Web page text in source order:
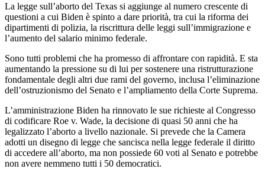
La legge sull’aborto del Texas si aggiunge al numero crescente di
questioni a cui Biden è spinto a dare priorità, tra cui la riforma dei
dipartimenti di polizia, la riscrittura delle leggi sull’immigrazione e
l’aumento del salario minimo federale.
Sono tutti problemi che ha promesso di affrontare con rapidità. E sta
aumentando la pressione su di lui per sostenere una ristrutturazione
fondamentale degli altri due rami del governo, inclusa l’eliminazione
dell’ostruzionismo del Senato e l’ampliamento della Corte Suprema.
L’amministrazione Biden ha rinnovato le sue richieste al Congresso
di codificare Roe v. Wade, la decisione di quasi 50 anni che ha
legalizzato l’aborto a livello nazionale. Si prevede che la Camera
adotti un disegno di legge che sancisca nella legge federale il diritto
di accedere all’aborto, ma non possiede 60 voti al Senato e potrebbe
non avere nemmeno tutti i 50 democratici.